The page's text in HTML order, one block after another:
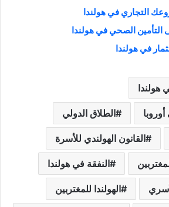
التجاري في هولندا
التأمين الصحي في هولندا
في هولندا
هولندا
الطلاق الدولي
القانون الهولندي للأسرة
النفقة في هولندا
الهولندا للمغتربين